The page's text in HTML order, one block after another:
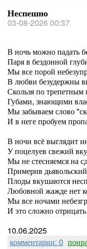
Неспешно
03-08-2026 00:37
В ночь можно падать
Паря в бездонной
Мы все порой
В любви безудержны
Скользя по трепетным
Губами, знающими
Мы забываем слово
И в неге пробуем
В ночи всё выглядит
У поцелуев свежий
Мы не стесняемся на
Примерив
Плоды вкушаются
Любовной жажде нет
Мы все ночами
И это сложно
10.06.2025
комментарии: 0